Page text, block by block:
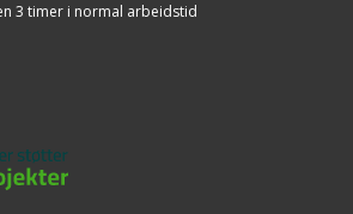
3 timer i normal arbeidstid